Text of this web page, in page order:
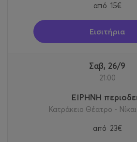
από 15€
Εισιτήρια
Σαβ, 26/9
21:00
ΕΙΡΗΝΗ
Κατράκειο Θέατρο -
από 23€